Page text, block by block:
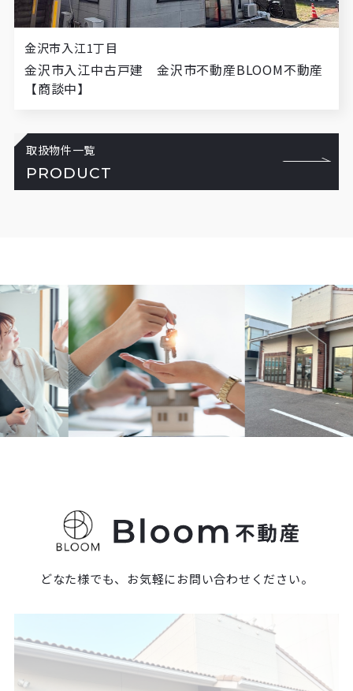
金沢市入江1丁目
金沢市入江中古戸建 金沢市不動産BLOOM不動産
【商談中】
取扱物件一覧
PRODUCT
どなた様でも、お気軽にお問い合わせください。